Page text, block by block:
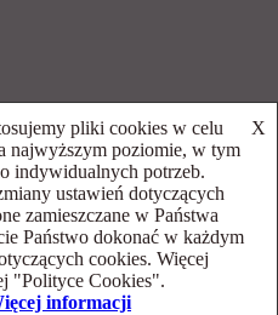
|Szablon:FlyMag
pliki cookies w celu
najwyższym poziomie, w tym
indywidualnych potrzeb.
ustawień dotyczących
zamieszczane w Państwa
Państwo dokonać w każdym
cookies. Więcej
"Polityce Cookies".
X
informacji